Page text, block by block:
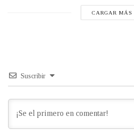
CARGAR MÁS
Suscribir